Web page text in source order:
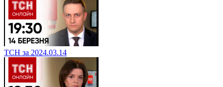
ТСН за 2024.03.14